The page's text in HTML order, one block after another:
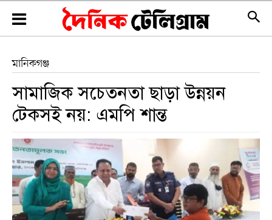
মানিকগঞ্জ
সামাজিক সচেতনতা ছাড়া উন্নয়ন
টেকসই নয়: এমপি শান্ত